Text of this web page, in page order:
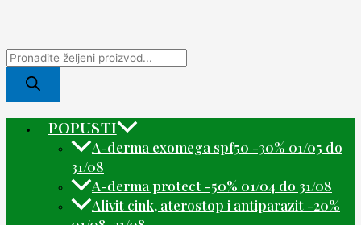
POPUSTI
A-derma exomega spf50 -30% 01/05 do
31/08
A-derma protect -50% 01/04 do 31/08
Alivit cink, aterostop i antiparazit -20%